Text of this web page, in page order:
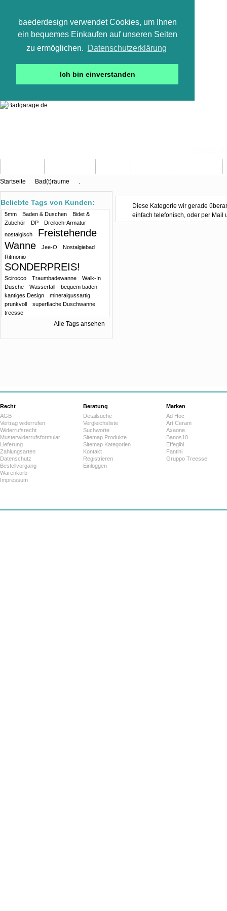
baederdesign verwendet Cookies, um Ihnen
ein bequemes Einkaufen auf unseren Seiten
zu ermöglichen.
Datenschutzerklärung
Ich bin einverstanden
Startseite Bad(t)räume .
Diese Kategorie wir gerade
einfach telefonisch, oder per Mail
Beliebte Tags von Kunden:
5mm Baden & Duschen
Bidet &
Zubehör
DP
Dreiloch-Armatur
nostalgisch
Freistehende
Wanne
Jee-O
Nostalgiebad
Ritmonio
SONDERPREIS!
Scirocco Traumbadewanne
Walk-In
Dusche
Wasserfall
bequem baden
kantiges Design
mineralgussartig
prunkvoll
superflache Duschwanne
treesse
Alle Tags ansehen
Recht
AGB
Vertrag widerrufen
Widerrufsrecht
Musterwiderrufsformular
Lieferung
Zahlungsarten
Datenschutz
Bestellvorgang
Warenkorb
Impressum
Beratung
Detailsuche
Vergleichsliste
Suchworte
Sitemap Produkte
Sitemap Kategorien
Kontakt
Registrieren
Einloggen
Marken
Ad Hoc
Art Ceram
Axaone
Banos10
Effegibi
Fantini
Gruppo Treesse